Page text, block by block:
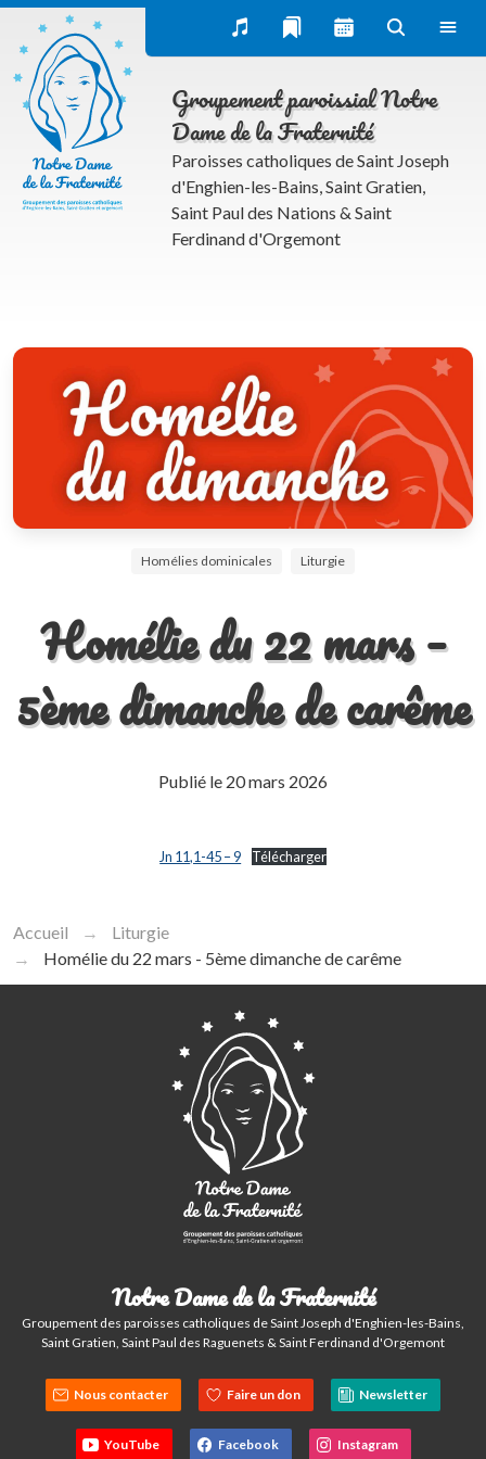
Œcuménisme et dialogues interreligieux
Publications
Homélies dominicales
Bulletin paroissial (Trait d’union) et actualités du
groupement NDF
Inscription à la newsletter
La rubrique spirituelle
Groupement paroissial Notre
Dame de la Fraternité
Paroisses catholiques de Saint Joseph
d'Enghien-les-Bains, Saint Gratien,
Saint Paul des Nations & Saint
Ferdinand d'Orgemont
Homélies dominicales Liturgie
Homélie du 22 mars –
5ème dimanche de carême
Publié le 20 mars 2026
Jn 11,1-45 – 9 Télécharger
Accueil
Liturgie
Homélie du 22 mars - 5ème dimanche de carême
Notre Dame de la Fraternité
Groupement des paroisses catholiques de Saint Joseph d'Enghien-les-Bains,
Saint Gratien, Saint Paul des Raguenets & Saint Ferdinand d'Orgemont
Nous contacter Faire un don Newsletter
YouTube Facebook Instagram